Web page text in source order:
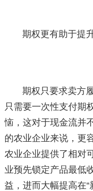
期权更有助于提
期权只要求卖方
只需要一次性支付期
恼，这对于现金流并
的农业企业来说，更
农业企业提供了相对
业预先锁定产品最低
益，进而大幅提高在“